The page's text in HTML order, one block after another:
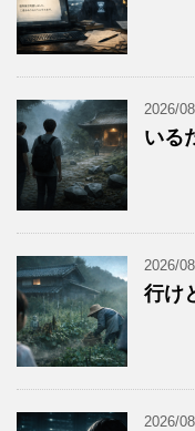
2026/
いる
2026/
行け
2026/